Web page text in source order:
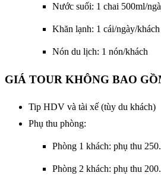
Nước suối: 1 chai 500ml/
Khăn lạnh: 1 cái/ngày/khách
Nón du lịch: 1 nón/khách
GIÁ TOUR KHÔNG BAO
Tip HDV và tài xế (tùy du khách)
Phụ thu phòng:
Phòng 1 khách: phụ thu
Phòng 2 khách: phụ thu